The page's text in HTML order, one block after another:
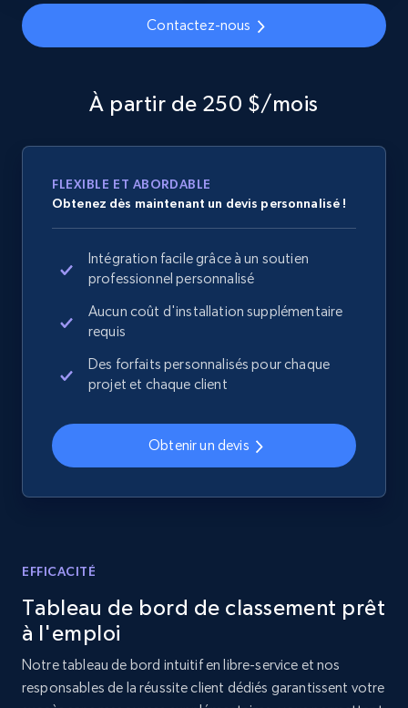
URL, Domain, Country code, Model number,
2.1K+ 355+ Commencer
Home Depot US - Gather data on products
URL, Domain, Country code, Model number,
Sku, Product id, Product name, Manufacturer,
and more.
2.1K+
Home Depot US - Discover products by
specified URL
Sku, Product id, Product name, Manufacturer,
2.1K+
Home Depot US - Discover products by
specified UPC
Contactez-nous
À partir de 250 $/mois
FLEXIBLE ET ABORDABLE
Obtenez dès maintenant un devis personnalisé !
Intégration facile grâce à un soutien
professionnel personnalisé
Aucun coût d'installation supplémentaire
requis
Des forfaits personnalisés pour chaque
projet et chaque client
Obtenir un devis
EFFICACITÉ
Tableau de bord de classement prêt
à l'emploi
Notre tableau de bord intuitif en libre-service et nos
responsables de la réussite client dédiés garantissent votre